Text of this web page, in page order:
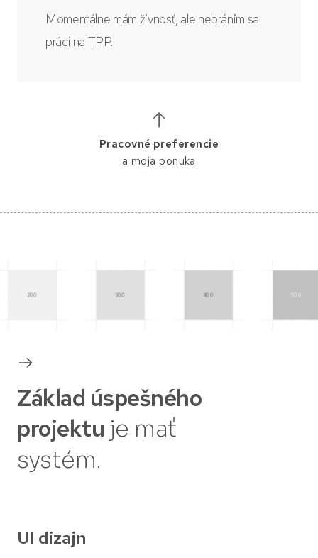
Pracovné preferencie
a moja ponuka
Momentálne mám živnosť, ale nebránim sa
práci na TPP.
Základ úspešného
projektu je mať
systém.
200 300 400 500
UI dizajn